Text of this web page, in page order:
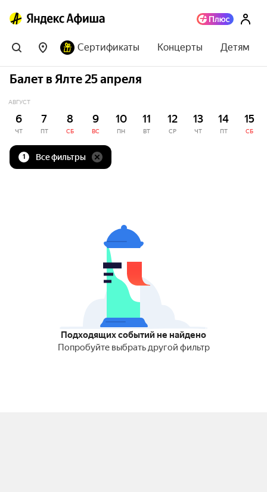
Сертификаты Концерты Детям
Балет в Ялте 25 апреля
АВГУСТ
6
ЧТ
7
ПТ
8
СБ
9
ВС
10
ПН
11
ВТ
12
СР
13
ЧТ
14
ПТ
15
СБ
1 Все фильтры
Подходящих событий не найдено
Попробуйте выбрать другой фильтр